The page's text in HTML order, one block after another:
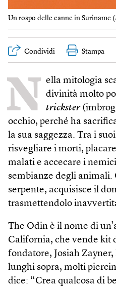
Un rospo delle canne in Suriname (
Condividi Stampa
N ella mitologia
divinità molto
trickster
occhio, perché ha
la sua saggezza. Tra i
risvegliare i morti,
malati e accecare i
sembianze degli
serpente, acquisisce il
trasmettendolo
The Odin è il nome di
California, che vende kit
fondatore, Josiah
lunghi sopra, molti
dice: “Crea qualcosa di